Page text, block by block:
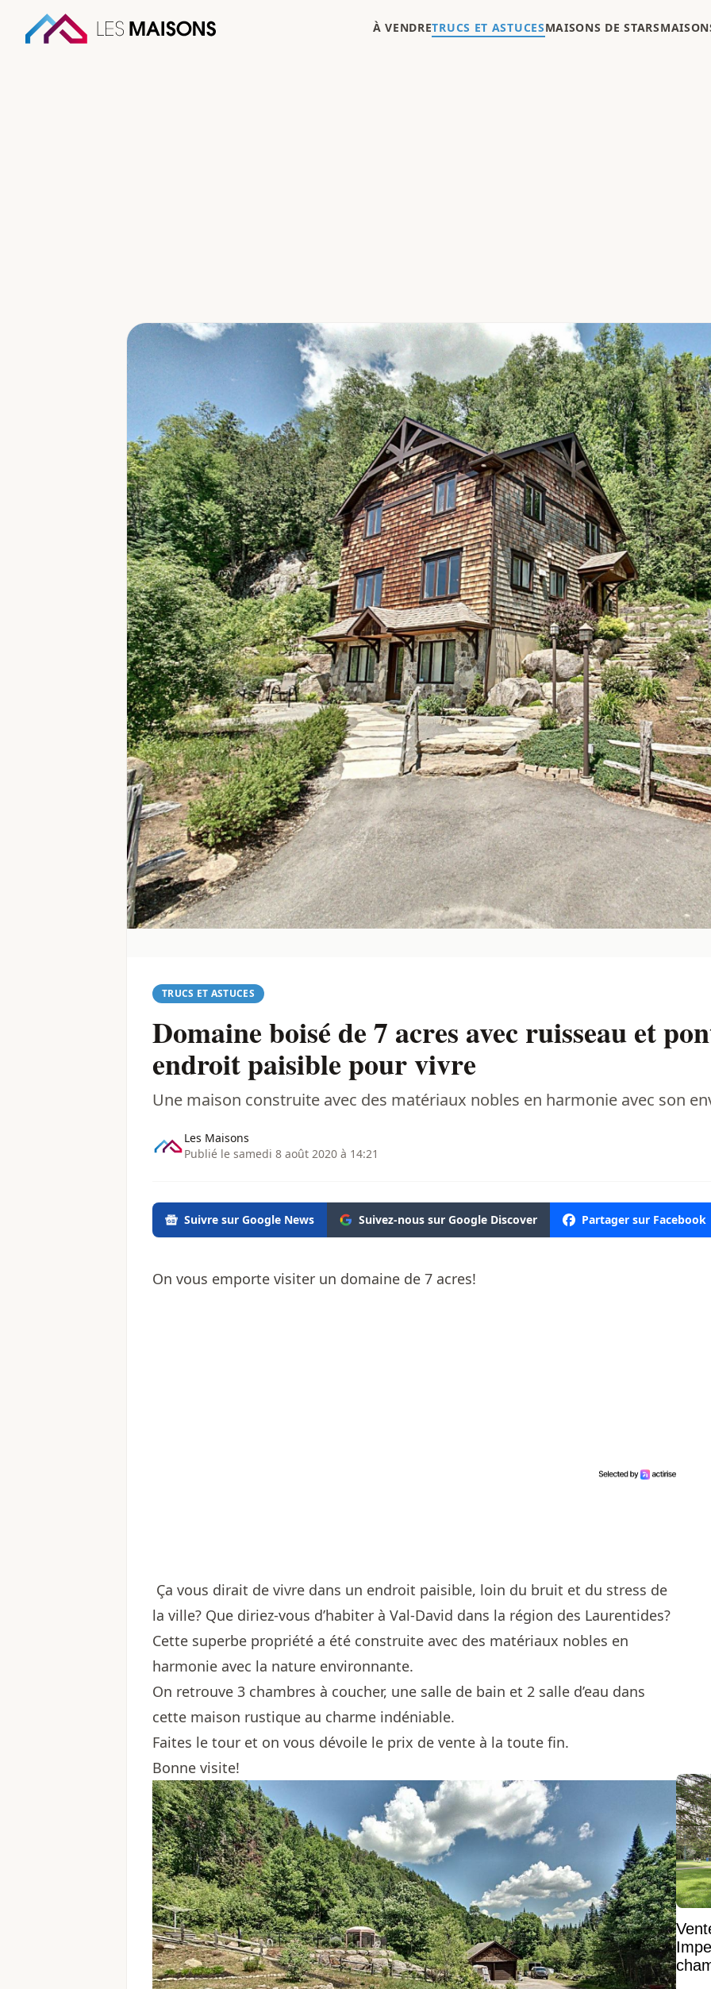
À VENDRETRUCS ET ASTUCESMAISONS DE STARS
TRUCS ET ASTUCES
Domaine boisé de 7 acres avec ruisseau et
endroit paisible pour vivre
Une maison construite avec des matériaux nobles en harmonie avec son
Les Maisons
Publié le samedi 8 août 2020 à 14:21
Suivre sur Google News Suivez-nous sur Google Discover Partager sur Facebook
On vous emporte visiter un domaine de 7 acres!
Ça vous dirait de vivre dans un endroit paisible, loin du bruit et du stress de
la ville? Que diriez-vous d’habiter à Val-David dans la région des Laurentides?
Cette superbe propriété a été construite avec des matériaux nobles en
harmonie avec la nature environnante.
On retrouve 3 chambres à coucher, une salle de bain et 2 salle d’eau dans
cette maison rustique au charme indéniable.
Faites le tour et on vous dévoile le prix de vente à la toute fin.
Bonne visite!